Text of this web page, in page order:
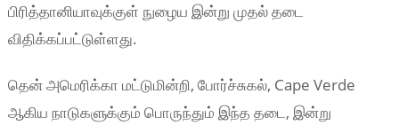
பிரித்தானியாவுக்குள் நுழைய இன்று முதல் தடை
விதிக்கப்பட்டுள்ளது.
தென் அமெரிக்கா மட்டுமின்றி, போர்ச்சுகல், Cape Verde
ஆகிய நாடுகளுக்கும் பொருந்தும் இந்த தடை, இன்று